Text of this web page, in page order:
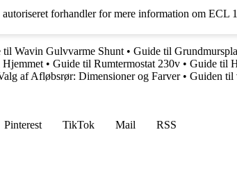
forhandler for mere information om ECL
til Wavin Gulvvarme Shunt • Guide til
• Guide til Rumtermostat 230v • Guide til
af Afløbsrør: Dimensioner og Farver• Guiden til
Pinterest TikTok Mail
RSS